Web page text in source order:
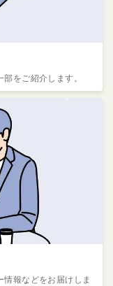
をご紹介します。
報などをお届けしま